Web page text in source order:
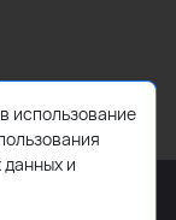
использование
и